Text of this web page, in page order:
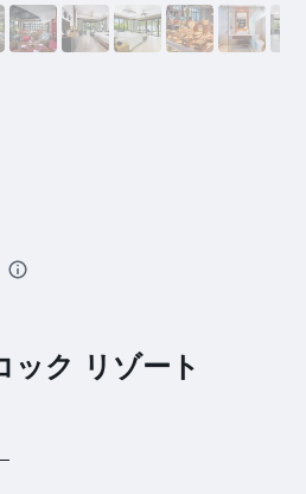
ック リゾート